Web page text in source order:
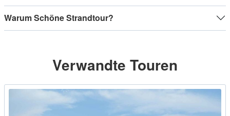
Warum Schöne Strandtour?
Verwandte Touren